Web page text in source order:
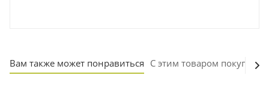
Вам также может понравиться С этим товаром покупают